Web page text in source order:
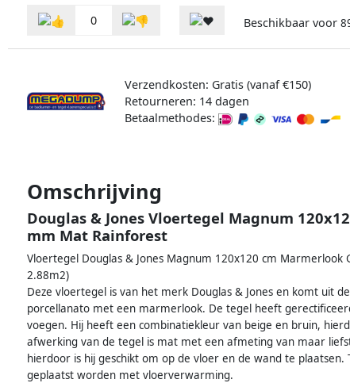
0 Beschikbaar voor
Verzendkosten: Gratis (vanaf €150)
Retourneren: 14 dagen
Betaalmethodes:
Omschrijving
Douglas & Jones Vloertegel Magnum
mm Mat Rainforest
Vloertegel Douglas & Jones Magnum 120x120 cm
2.88m2)
Deze vloertegel is van het merk Douglas & Jones en komt uit
porcellanato met een marmerlook. De tegel heeft
voegen. Hij heeft een combinatiekleur van beige en bruin,
afwerking van de tegel is mat met een afmeting van maar
hierdoor is hij geschikt om op de vloer en de wand te plaatsen.
geplaatst worden met vloerverwarming.